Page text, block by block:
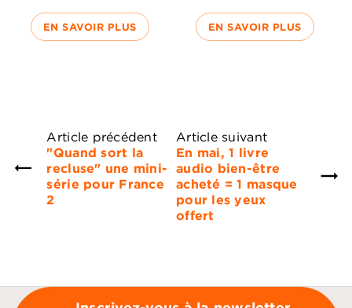
EN SAVOIR PLUS EN SAVOIR PLUS
Article précédent
"Quand sort la
recluse" une mini-
série pour France
2
Article suivant
En mai, 1 livre
audio bien-être
acheté = 1 masque
pour les yeux
offert